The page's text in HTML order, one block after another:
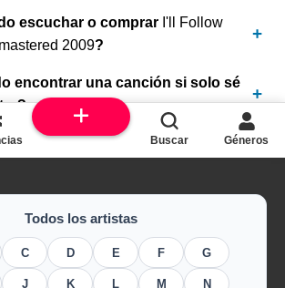
escuchar o comprar I'll Follow
2009?
encontrar una canción si solo sé
Todos los artistas
C D E F G
J K L M N
Buscar Géneros